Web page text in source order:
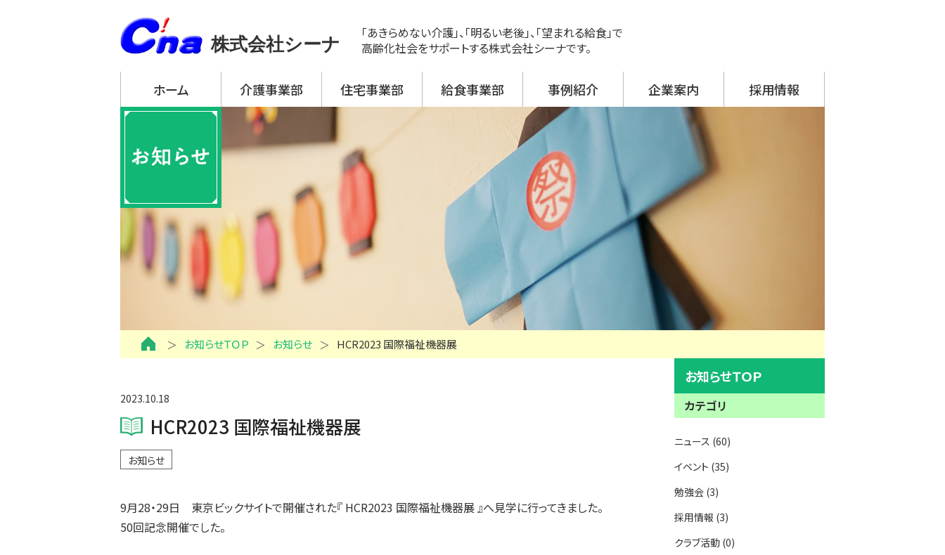
株式会社シーナ
「あきらめない介護」、「明るい老後」、「望まれる給食」で
高齢化社会をサポートする株式会社シーナです。
ホーム 介護事業部
アーチ・デイサービス
・ アーチ・デイサービス 新神戸
・ アーチ・デイサービス 大開
・ アーチ・デイサービス 野口
・ アーチ・デイサービス 加古川西
・ アーチ・デイサービス 高砂
アーチ訪問介護
アーチ居宅介護支援事業所
特定施設入居者生活介護
住宅事業部 給食事業部 事例紹介 企業案内
SDGsへの取り組み
シーナグループ
・ システムプラネット
・ アーチスタッフサービス
採用情報
お知らせＴＯＰ お知らせ HCR2023 国際福祉機器展
お知らせＴＯＰ
カテゴリ
ニュース (60)
イベント (35)
勉強会 (3)
採用情報 (3)
クラブ活動 (0)
2023.10.18
HCR2023 国際福祉機器展
お知らせ
9月28・29日 東京ビックサイトで開催された『 HCR2023 国際福祉機器展 』へ見学に行ってきました。
50回記念開催でした。